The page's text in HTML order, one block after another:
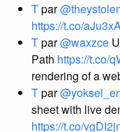
Tpar
https://t.co/
Tpar@waxzce
Path https://t.co/
rendering of a
Tpar
sheet with live
https://t.co/